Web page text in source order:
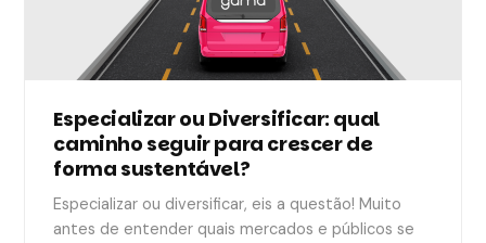
Especializar ou Diversificar: qual
caminho seguir para crescer de
forma sustentável?
Especializar ou diversificar, eis a questão! Muito
antes de entender quais mercados e públicos se